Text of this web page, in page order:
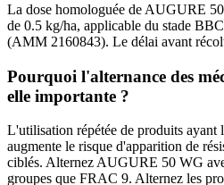
La dose homologuée de AUGURE
de 0.5 kg/ha, applicable du stade
(AMM 2160843). Le délai avant
Pourquoi l'alternance des
elle importante ?
L'utilisation répétée de produits ayant
augmente le risque d'apparition de
ciblés. Alternez AUGURE 50 WG
groupes que FRAC 9. Alternez les